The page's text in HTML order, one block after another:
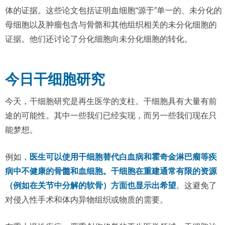
体的证据。这些论文包括证明血细胞“源于”单一的、未分化的
母细胞以及肿瘤包含与骨骼和其他组织相关的未分化细胞的
证据。他们还讨论了分化细胞向未分化细胞的转化。
今日干细胞研究
今天，干细胞研究是再生医学的支柱。干细胞具有大量有前
途的可能性。其中一些我们已经实现，而另一些我们现在只
能梦想。
例如， 医生可以使用干细胞替代白血病和霍奇金淋巴瘤等疾
病中不健康的骨髓和血细胞。干细胞在重建通常有限的资源
（例如在关节中分解的软骨）方面也显示出希望。这避免了
对侵入性手术和体内异物组织或物质的需要。